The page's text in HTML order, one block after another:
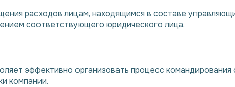
расходов лицам, находящимся в составе
соответствующего юридического лица.
эффективно организовать процесс
компании.